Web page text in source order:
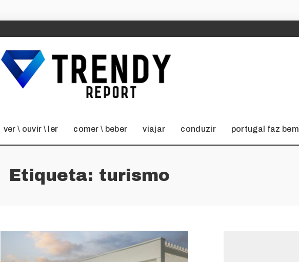
ver \ ouvir \ ler comer \ beber viajar conduzir portugal faz bem
Etiqueta: turismo